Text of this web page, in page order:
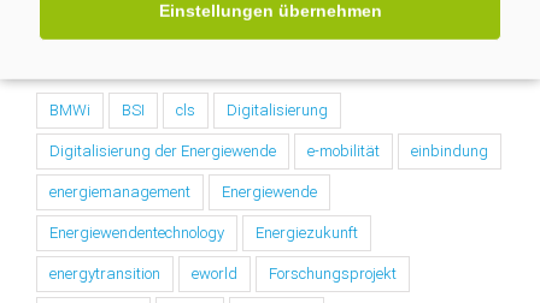
Einstellungen übernehmen
BMWi BSI cls Digitalisierung
Digitalisierung der Energiewende e-mobilität einbindung
energiemanagement Energiewende
Energiewendentechnology Energiezukunft
energytransition eworld Forschungsprojekt